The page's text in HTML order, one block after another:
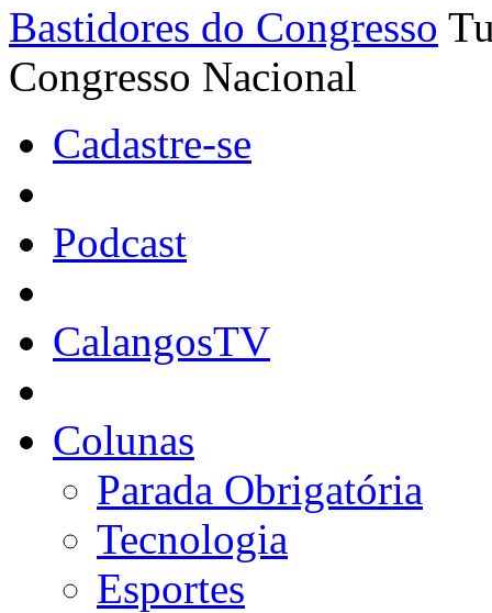
Bastidores do Congresso
Congresso Nacional
Cadastre-se
Podcast
CalangosTV
Colunas
Parada Obrigatória
Tecnologia
Esportes